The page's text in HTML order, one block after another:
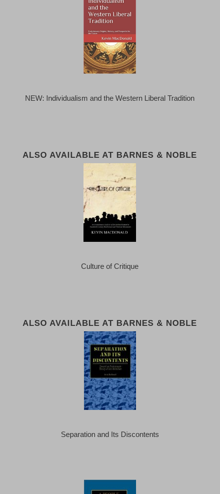
NEW: Individualism and the Western Liberal Tradition
ALSO AVAILABLE AT BARNES & NOBLE
Culture of Critique
ALSO AVAILABLE AT BARNES & NOBLE
Separation and Its Discontents